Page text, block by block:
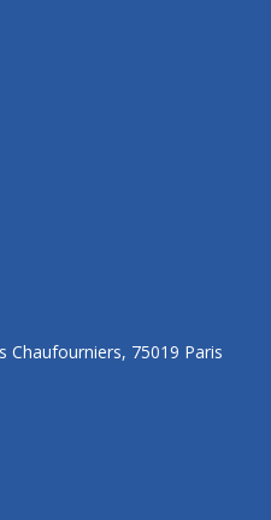
Chaufourniers, 75019 Paris